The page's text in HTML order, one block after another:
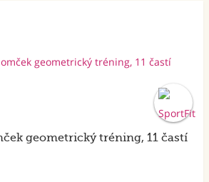
geometrický tréning, 11 častí